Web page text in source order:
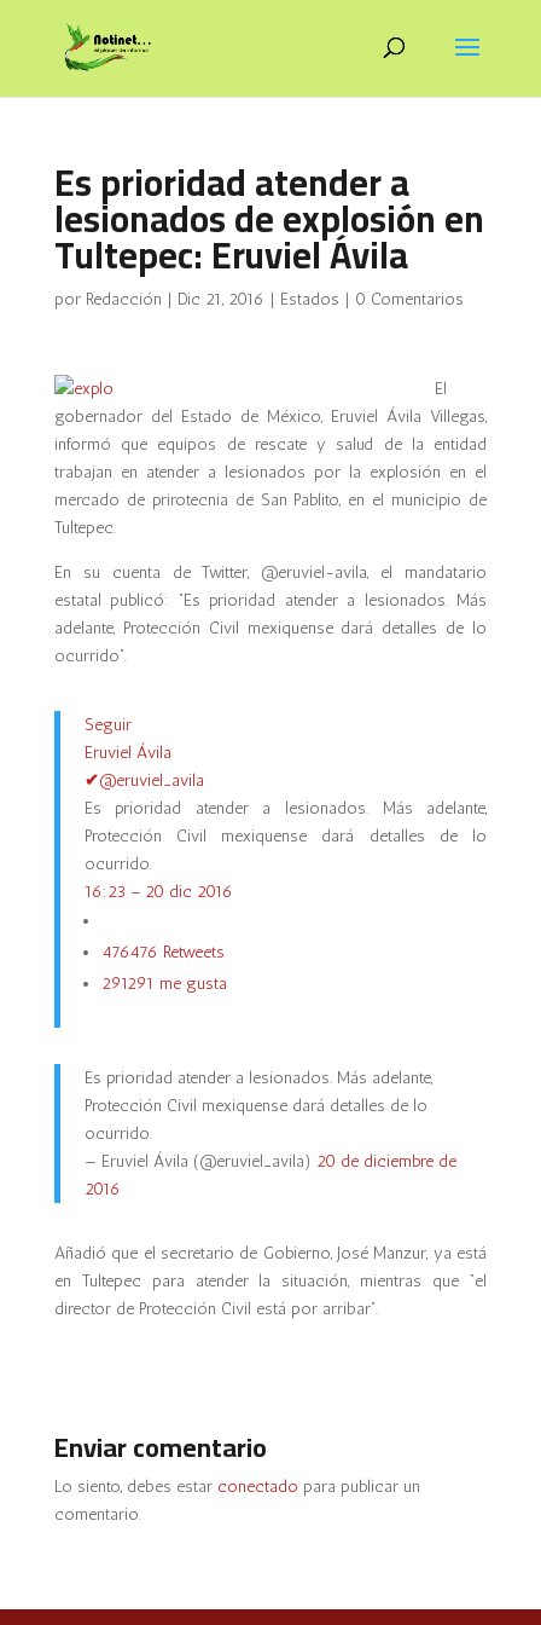
Es prioridad atender a
lesionados de explosión en
Tultepec: Eruviel Ávila
por Redacción | Dic 21, 2016 | Estados | 0 Comentarios
El
gobernador del Estado de México, Eruviel Ávila Villegas,
informó que equipos de rescate y salud de la entidad
trabajan en atender a lesionados por la explosión en el
mercado de prirotecnia de San Pablito, en el municipio de
Tultepec.
En su cuenta de Twitter, @eruviel-avila, el mandatario
estatal publicó: “Es prioridad atender a lesionados. Más
adelante, Protección Civil mexiquense dará detalles de lo
ocurrido”.
Seguir
Eruviel Ávila
✔@eruviel_avila
Es prioridad atender a lesionados. Más adelante,
Protección Civil mexiquense dará detalles de lo
ocurrido.
16:23 – 20 dic 2016
476476 Retweets
291291 me gusta
Es prioridad atender a lesionados. Más adelante,
Protección Civil mexiquense dará detalles de lo
ocurrido.
— Eruviel Ávila (@eruviel_avila) 20 de diciembre de
2016
Añadió que el secretario de Gobierno, José Manzur, ya está
en Tultepec para atender la situación, mientras que “el
director de Protección Civil está por arribar”.
Enviar comentario
Lo siento, debes estar conectado para publicar un
comentario.